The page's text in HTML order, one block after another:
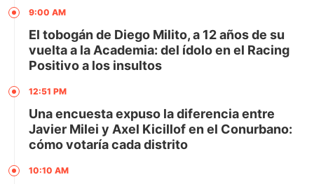
9:00 AM
El tobogán de Diego Milito, a 12 años de su
vuelta a la Academia: del ídolo en el Racing
Positivo a los insultos
12:51 PM
Una encuesta expuso la diferencia entre
Javier Milei y Axel Kicillof en el Conurbano:
cómo votaría cada distrito
10:10 AM